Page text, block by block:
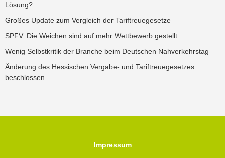
Lösung?
Großes Update zum Vergleich der Tariftreuegesetze
SPFV: Die Weichen sind auf mehr Wettbewerb gestellt
Wenig Selbstkritik der Branche beim Deutschen Nahverkehrstag
Änderung des Hessischen Vergabe- und Tariftreuegesetzes
beschlossen
Impressum